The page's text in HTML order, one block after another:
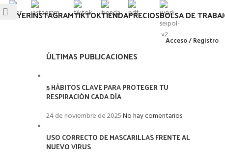
FLYERINSTAGRAMTIKTOKTIENDAPRECIOSBOLSA DE
Acceso / Registro
ÚLTIMAS PUBLICACIONES
5 HÁBITOS CLAVE PARA PROTEGER TU
RESPIRACIÓN CADA DÍA
24 de noviembre de 2025No hay comentarios
USO CORRECTO DE MASCARILLAS FRENTE AL
NUEVO VIRUS